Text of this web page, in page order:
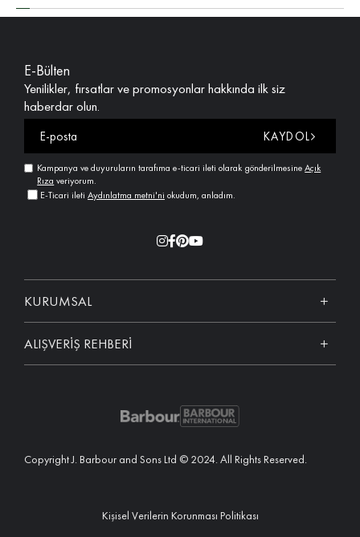
E-Bülten
Yenilikler, fırsatlar ve promosyonlar hakkında ilk siz
haberdar olun.
KAYDOL
Kampanya ve duyuruların tarafıma e-ticari ileti olarak gönderilmesineAçık
Rıza veriyorum.
E-Ticari ileti Aydınlatma metni'ni okudum, anladım.
KURUMSAL
ALIŞVERİŞ REHBERİ
Copyright J. Barbour and Sons Ltd © 2024. All Rights Reserved.
Kişisel Verilerin Korunması Politikası